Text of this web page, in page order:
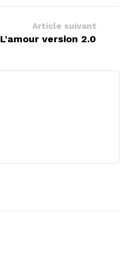
Article suivant
L'amour version 2.0